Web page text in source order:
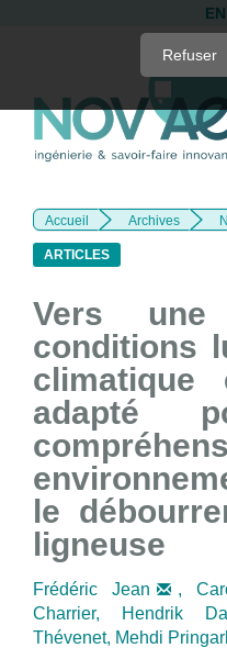
page
content
Navigation
Main
Content
EN
Accueil Archives
ARTICLES
Vers une
conditions
climatique
adapté
le
ligneuse
Frédéric Jean ,
Charrier,
Hendrik
Thévenet, Mehdi
Refuser